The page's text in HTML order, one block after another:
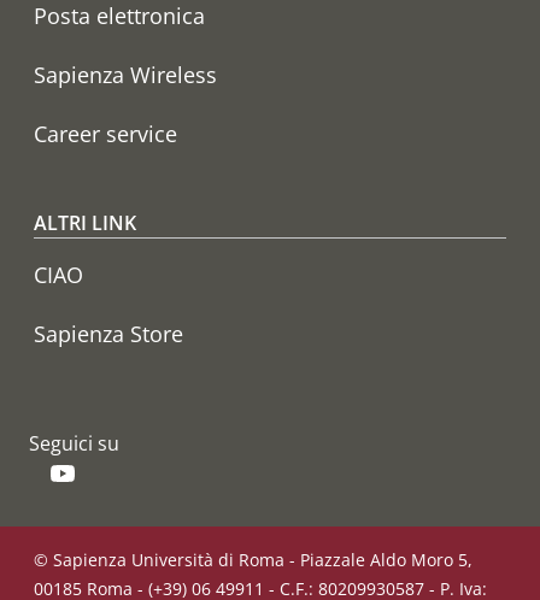
Posta elettronica
Sapienza Wireless
Career service
ALTRI LINK
CIAO
Sapienza Store
Seguici su
© Sapienza Università di Roma - Piazzale Aldo Moro 5,
00185 Roma - (+39) 06 49911 - C.F.: 80209930587 - P. Iva: